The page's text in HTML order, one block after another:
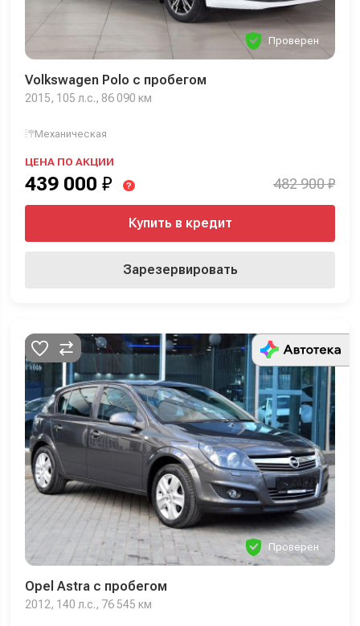
Проверен
Volkswagen Polo с пробегом
2015, 105 л.с., 86 090 км
Механическая
ЦЕНА ПО АКЦИИ
439 000 ₽ ? 482 900 ₽
Купить в кредит
Зарезервировать
Проверен
Opel Astra с пробегом
2012, 140 л.с., 76 545 км